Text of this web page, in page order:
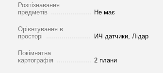
Розпізнавання
предметів
Не має
Орієнтування в
просторі
ИЧ датчики, Лідар
Покімнатна
картографія
2 плани